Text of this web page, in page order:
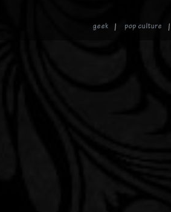
geek pop culture